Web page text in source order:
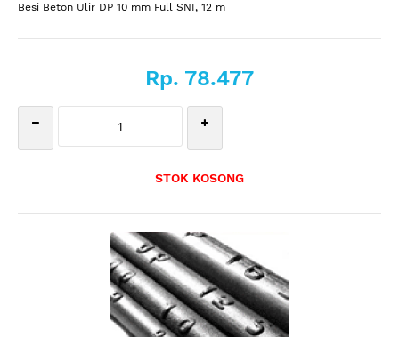
Besi Beton Ulir DP 10 mm Full SNI, 12 m
Rp. 78.477
STOK KOSONG